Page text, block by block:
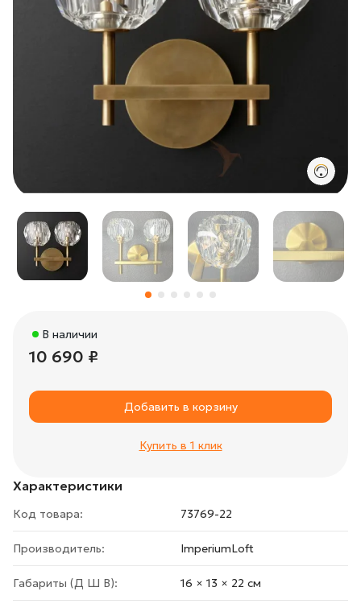
Характеристики
Код товара: 73769-22
Производитель: ImperiumLoft
Габариты (Д Ш В): 16 × 13 × 22 cм
В наличии
10 690 ₽
Добавить в корзину
Купить в 1 клик